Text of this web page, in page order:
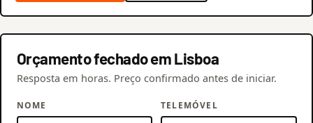
Orçamento fechado em Lisboa
Resposta em horas. Preço confirmado antes de iniciar.
NOME TELEMÓVEL